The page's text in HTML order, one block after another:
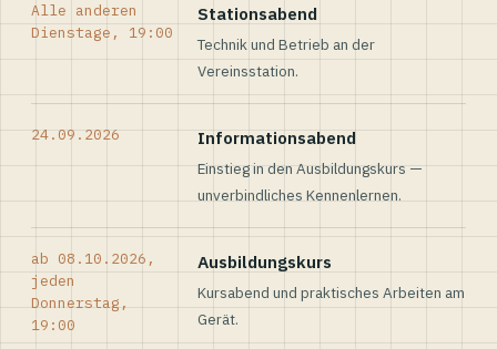
Alle anderen
Dienstage, 19:00
Stationsabend
Technik und Betrieb an der
Vereinsstation.
24.09.2026 Informationsabend
Einstieg in den Ausbildungskurs —
unverbindliches Kennenlernen.
ab 08.10.2026,
jeden
Donnerstag,
19:00
Ausbildungskurs
Kursabend und praktisches Arbeiten am
Gerät.